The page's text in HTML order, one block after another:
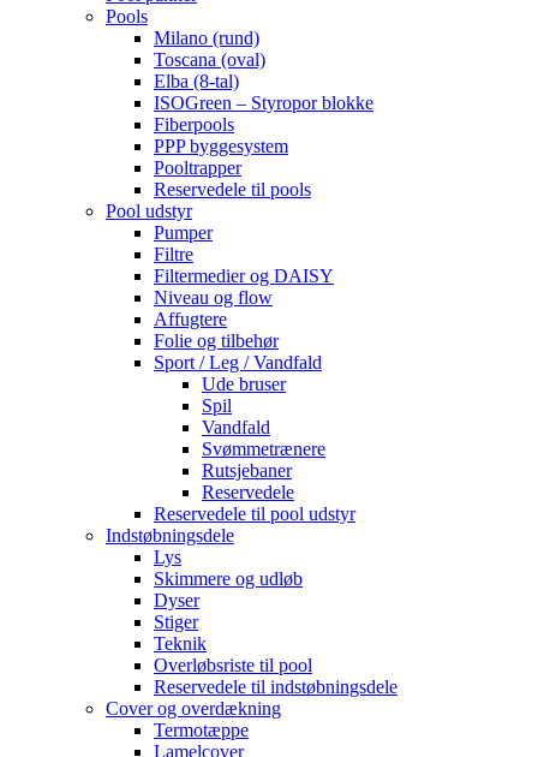
Pools
Milano (rund)
Toscana (oval)
Elba (8-tal)
ISOGreen – Styropor blokke
Fiberpools
PPP byggesystem
Pooltrapper
Reservedele til pools
Pool udstyr
Pumper
Filtre
Filtermedier og DAISY
Niveau og flow
Affugtere
Folie og tilbehør
Sport / Leg / Vandfald
Ude bruser
Spil
Vandfald
Svømmetrænere
Rutsjebaner
Reservedele
Reservedele til pool udstyr
Indstøbningsdele
Lys
Skimmere og udløb
Dyser
Stiger
Teknik
Overløbsriste til pool
Reservedele til indstøbningsdele
Cover og overdækning
Termotæppe
Lamelcover